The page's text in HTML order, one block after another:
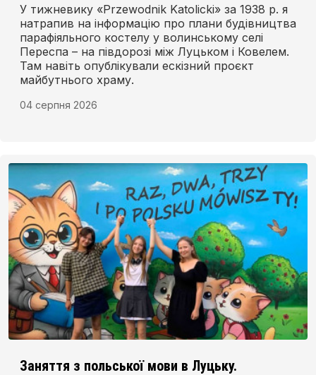
У тижневику «Przewodnik Katolicki» за 1938 р. я
натрапив на інформацію про плани будівництва
парафіяльного костелу у волинському селі
Переспа – на півдорозі між Луцьком і Ковелем.
Там навіть опублікували ескізний проєкт
майбутнього храму.
04 серпня 2026
Заняття з польської мови в Луцьку.